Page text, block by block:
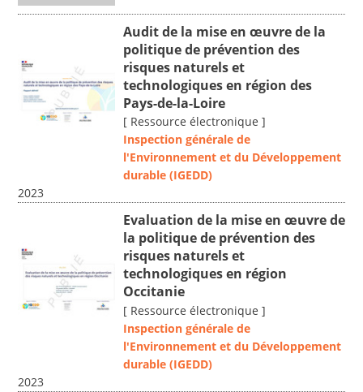
Audit de la mise en œuvre de la
politique de prévention des
risques naturels et
technologiques en région des
Pays-de-la-Loire
[ Ressource électronique ]
Inspection générale de
l'Environnement et du Développement
durable (IGEDD)
2023
Evaluation de la mise en œuvre de
la politique de prévention des
risques naturels et
technologiques en région
Occitanie
[ Ressource électronique ]
Inspection générale de
l'Environnement et du Développement
durable (IGEDD)
2023